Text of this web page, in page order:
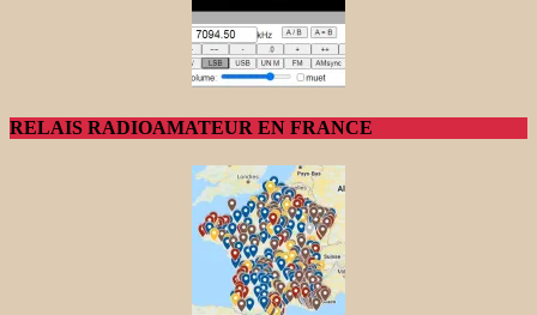
RELAIS RADIOAMATEUR EN FRANCE